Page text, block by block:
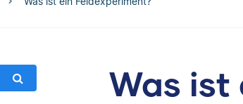
Was ist